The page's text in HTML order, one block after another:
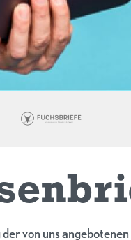
von uns angebotenen